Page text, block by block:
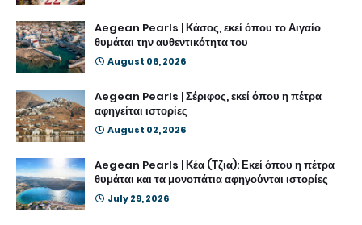
Aegean Pearls | Κάσος, εκεί όπου το Αιγαίο
θυμάται την αυθεντικότητα του
August 06, 2026
Aegean Pearls | Σέριφος, εκεί όπου η πέτρα
αφηγείται ιστορίες
August 02, 2026
Aegean Pearls | Κέα (Τζια): Εκεί όπου η πέτρα
θυμάται και τα μονοπάτια αφηγούνται ιστορίες
July 29, 2026